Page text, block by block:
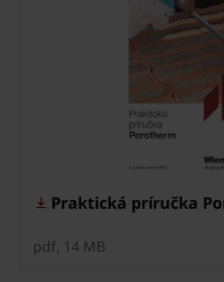
Praktická príručka
pdf, 14 MB